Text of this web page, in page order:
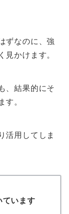
ずなのに、強
かけます。
、結果的にそ
。
活用してしま
ています